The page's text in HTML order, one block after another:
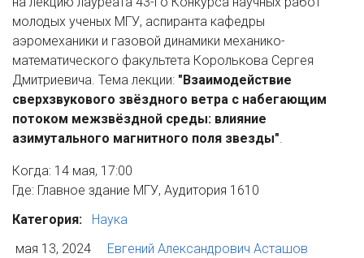
молодых ученых МГУ, аспиранта кафедры
аэромеханики и газовой динамики механико-
математического факультета Королькова Сергея
Дмитриевича. Тема лекции: "Взаимодействие
сверхзвукового звёздного ветра с набегающим
потоком межзвёздной среды: влияние
азимутального магнитного поля звезды".
Когда: 14 мая, 17:00
Где: Главное здание МГУ, Аудитория 1610
Категория:
Наука
мая 13, 2024
Евгений Александрович Асташов